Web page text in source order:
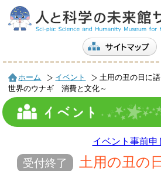
ホーム イベント
土用の丑の日に
世界のウナギ 消費と文化～
イベント事前申
受付終了
土用の丑の